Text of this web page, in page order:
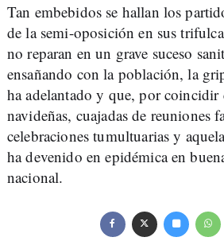
Tan embebidos se hallan los
de la semi-oposición en sus
no reparan en un grave suceso
ensañando con la población, la
ha adelantado y que, por coincidir
navideñas, cuajadas de reuniones
celebraciones tumultuarias y
ha devenido en epidémica en
nacional.